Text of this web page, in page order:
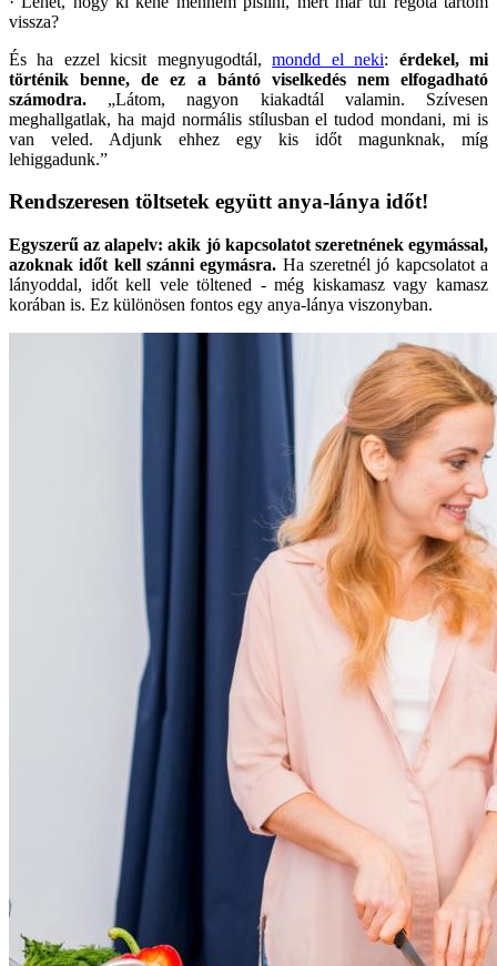
vissza?
És ha ezzel kicsit megnyugodtál,mondd el neki: érdekel, mi
történik benne, de ez a bántó viselkedés nem elfogadható
számodra. „Látom, nagyon kiakadtál valamin. Szívesen
meghallgatlak, ha majd normális stílusban el tudod mondani, mi is
van veled. Adjunk ehhez egy kis időt magunknak, míg
lehiggadunk.”
Rendszeresen töltsetek együtt anya-lánya időt!
Egyszerű az alapelv: akik jó kapcsolatot szeretnének egymással,
azoknak időt kell szánni egymásra. Ha szeretnél jó kapcsolatot a
lányoddal, időt kell vele töltened - még kiskamasz vagy kamasz
korában is. Ez különösen fontos egy anya-lánya viszonyban.